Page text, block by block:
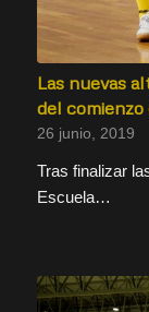
Las nuevas
del comienzo
26 junio, 2019
Tras finalizar
Escuela…